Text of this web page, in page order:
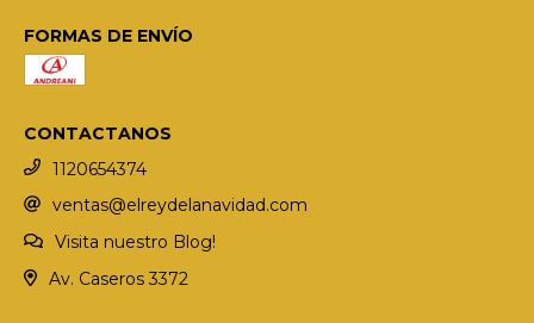
FORMAS DE ENVÍO
CONTACTANOS
1120654374
ventas@elreydelanavidad.com
Visita nuestro Blog!
Av. Caseros 3372